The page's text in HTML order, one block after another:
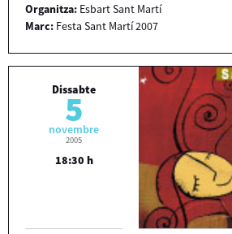
Organitza: Esbart Sant Martí
Marc: Festa Sant Martí 2007
Dissabte
5
novembre
2005
18:30 h